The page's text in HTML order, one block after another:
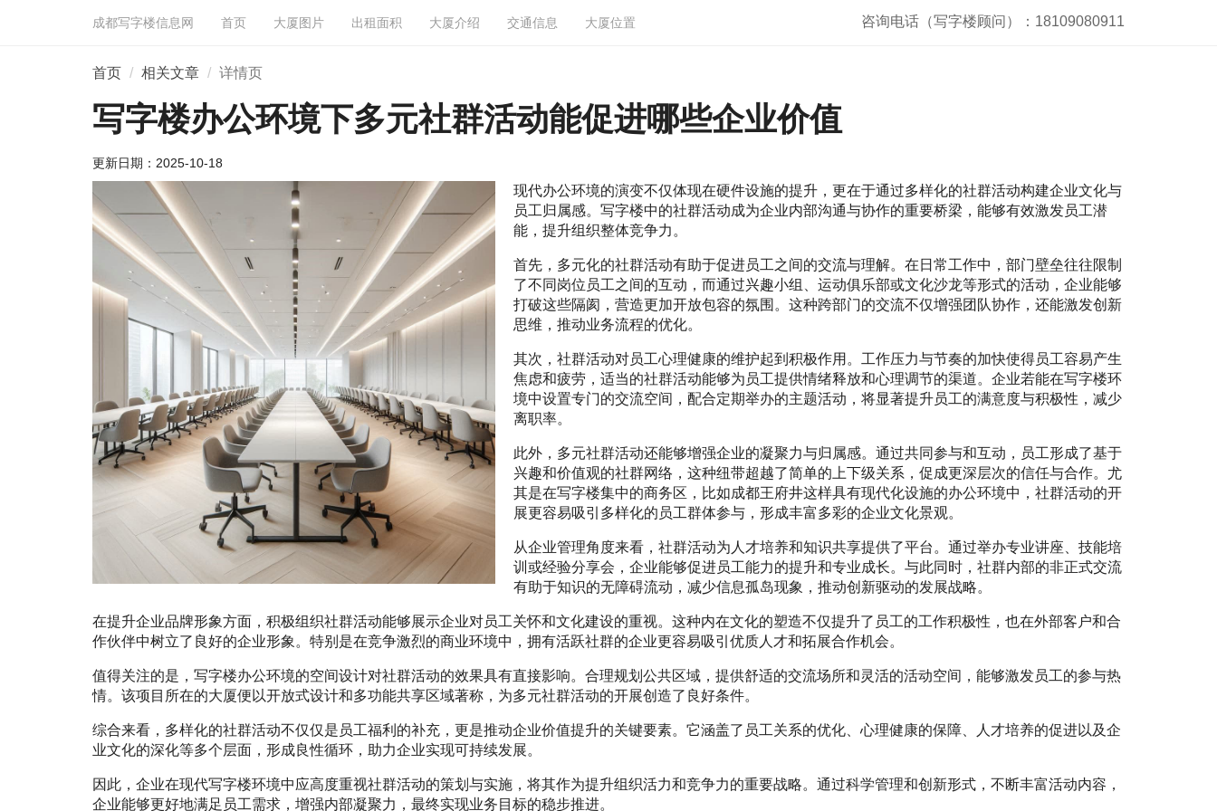
成都写字楼信息网 首页 大厦图片 出租面积 大厦介绍 交通信息 大厦位置 咨询电话（写字楼顾问）：18109080911
首页 相关文章 详情页
写字楼办公环境下多元社群活动能促进哪些企业价值
更新日期： 2025-10-18
现代办公环境的演变不仅体现在硬件设施的提升，更在于通过多样化的社群活动构建企业文化与
员工归属感。写字楼中的社群活动成为企业内部沟通与协作的重要桥梁，能够有效激发员工潜
能，提升组织整体竞争力。
首先，多元化的社群活动有助于促进员工之间的交流与理解。在日常工作中，部门壁垒往往限制
了不同岗位员工之间的互动，而通过兴趣小组、运动俱乐部或文化沙龙等形式的活动，企业能够
打破这些隔阂，营造更加开放包容的氛围。这种跨部门的交流不仅增强团队协作，还能激发创新
思维，推动业务流程的优化。
其次，社群活动对员工心理健康的维护起到积极作用。工作压力与节奏的加快使得员工容易产生
焦虑和疲劳，适当的社群活动能够为员工提供情绪释放和心理调节的渠道。企业若能在写字楼环
境中设置专门的交流空间，配合定期举办的主题活动，将显著提升员工的满意度与积极性，减少
离职率。
此外，多元社群活动还能够增强企业的凝聚力与归属感。通过共同参与和互动，员工形成了基于
兴趣和价值观的社群网络，这种纽带超越了简单的上下级关系，促成更深层次的信任与合作。尤
其是在写字楼集中的商务区，比如成都王府井这样具有现代化设施的办公环境中，社群活动的开
展更容易吸引多样化的员工群体参与，形成丰富多彩的企业文化景观。
从企业管理角度来看，社群活动为人才培养和知识共享提供了平台。通过举办专业讲座、技能培
训或经验分享会，企业能够促进员工能力的提升和专业成长。与此同时，社群内部的非正式交流
有助于知识的无障碍流动，减少信息孤岛现象，推动创新驱动的发展战略。
在提升企业品牌形象方面，积极组织社群活动能够展示企业对员工关怀和文化建设的重视。这种内在文化的塑造不仅提升了员工的工作积极性，也在外部客户和合
作伙伴中树立了良好的企业形象。特别是在竞争激烈的商业环境中，拥有活跃社群的企业更容易吸引优质人才和拓展合作机会。
值得关注的是，写字楼办公环境的空间设计对社群活动的效果具有直接影响。合理规划公共区域，提供舒适的交流场所和灵活的活动空间，能够激发员工的参与热
情。该项目所在的大厦便以开放式设计和多功能共享区域著称，为多元社群活动的开展创造了良好条件。
综合来看，多样化的社群活动不仅仅是员工福利的补充，更是推动企业价值提升的关键要素。它涵盖了员工关系的优化、心理健康的保障、人才培养的促进以及企
业文化的深化等多个层面，形成良性循环，助力企业实现可持续发展。
因此，企业在现代写字楼环境中应高度重视社群活动的策划与实施，将其作为提升组织活力和竞争力的重要战略。通过科学管理和创新形式，不断丰富活动内容，
企业能够更好地满足员工需求，增强内部凝聚力，最终实现业务目标的稳步推进。